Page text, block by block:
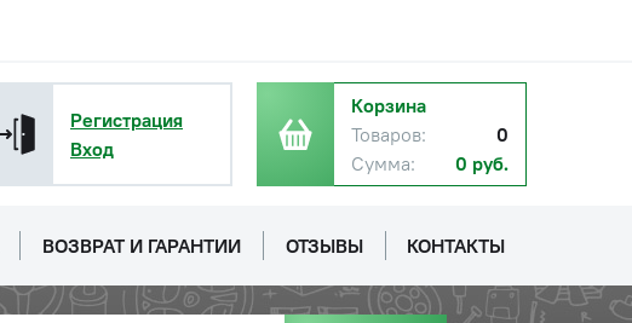
Регистрация
Вход
Корзина
Товаров:
0
Сумма:
0 руб.
ВОЗВРАТ И ГАРАНТИИ ОТЗЫВЫ КОНТАКТЫ